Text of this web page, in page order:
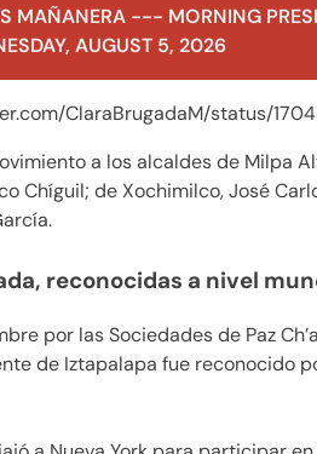
MAÑANERA --- MORNING
AUGUST 5, 2026
ClaraBrugadaM/status/
a los alcaldes de Milpa
Chíguil; de Xochimilco, José
reconocidas a nivel
por las Sociedades de Paz
de Iztapalapa fue reconocido